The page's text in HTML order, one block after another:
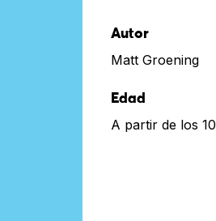
Autor
Matt Groening
Edad
A partir de los 10